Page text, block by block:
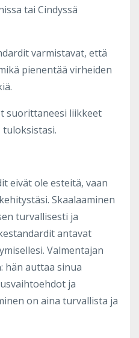
tai Cindyssä
varmistavat, että
pienentää virheiden
suorittaneesi liikkeet
eivät ole esteitä, vaan
Skaalaaminen
turvallisesti ja
antavat
Valmentajan
hän auttaa sinua
ja
on aina turvallista ja